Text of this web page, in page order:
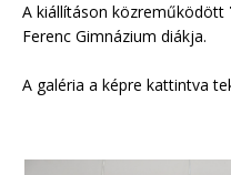
A kiállításon közreműködött
Ferenc Gimnázium diákja.
A galéria a képre kattintva